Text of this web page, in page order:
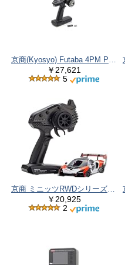
京商(Kyosyo) Futaba 4PM Plus KYOSHO Ver RM005/FHSS RX 82051
￥27,621
5
京商 ミニッツRWDシリーズ レディセット マクラーレン セナ GTR ホワイト/レッド 32340WR
￥20,925
2